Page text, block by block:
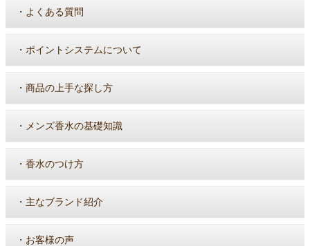
・ よくある質問
・ ポイントシステムについて
・ 商品の上手な探し方
・ メンズ香水の基礎知識
・ 香水のつけ方
・ 主なブランド紹介
・ お客様の声